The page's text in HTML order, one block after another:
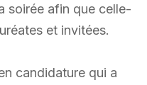
soirée afin que celle-
et invitées.
candidature qui a